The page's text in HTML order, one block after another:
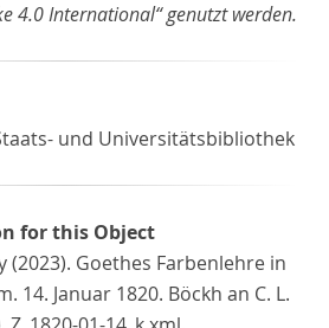
4.0 International“ genutzt werden.
und Universitätsbibliothek
for this Object
(2023). Goethes Farbenlehre in
14. Januar 1820. Böckh an C. L.